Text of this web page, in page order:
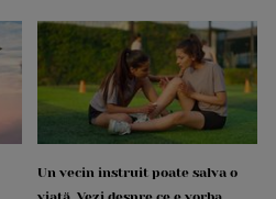
Un vecin instruit poate salva o